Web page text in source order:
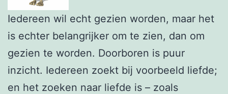
Iedereen wil echt gezien worden, maar het
is echter belangrijker om te zien, dan om
gezien te worden. Doorboren is puur
inzicht. Iedereen zoekt bij voorbeeld liefde;
en het zoeken naar liefde is – zoals